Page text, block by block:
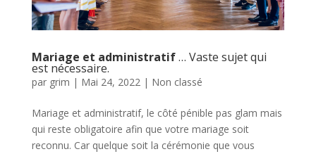
Mariage et administratif… Vaste sujet qui
est nécessaire.
par grim | Mai 24, 2022| Non classé
Mariage et administratif, le côté pénible pas glam mais
qui reste obligatoire afin que votre mariage soit
reconnu. Car quelque soit la cérémonie que vous